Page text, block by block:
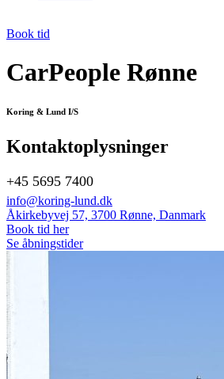
Book tid
CarPeople Rønne
Koring & Lund I/S
Kontaktoplysninger
+45 5695 7400
info@koring-lund.dk
Åkirkebyvej 57, 3700 Rønne, Danmark
Book tid her
Se åbningstider